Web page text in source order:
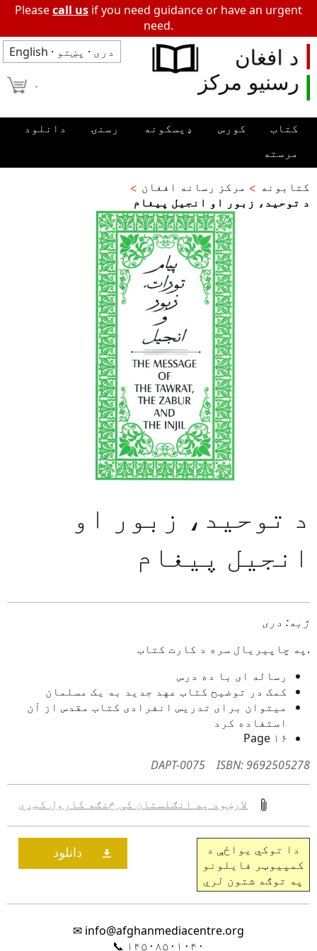
Pleasecall us if you need guidance or have an urgent
need.
English · دری · پښتو
۰
کتاب کورس ډیسکونه رسنۍ
دانلود
مرسته
مرکز رسانه افغان
کتابونه
د توحید، زبور او انجیل پیغام
د توحید، زبور او
انجیل پیغام
ژبه: دری
په چاپیریال سره د کارت کتاب.
رساله ای با ده درس
کمک در توضیح کتاب عهد جدید به یک مسلمان
میتوان برای تدریس انفرادی کتاب مقدس از آن
استفاده کرد
۱۶ Page
DAPT-0075 ISBN: 9692505278
لارښود په انګلستان کې څنګه کارول کیږي
دا توکي یواځې د
کمپیوټر فایلونو
په توګه شتون لري
✉ info@afghanmediacentre.org
📞 ۱۴۵۰۸۵۰۱۰۴۰